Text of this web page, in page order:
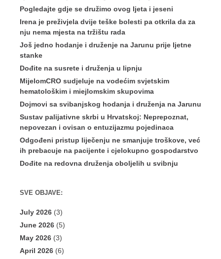
Pogledajte gdje se družimo ovog ljeta i jeseni
Irena je preživjela dvije teške bolesti pa otkrila da za
nju nema mjesta na tržištu rada
Još jedno hodanje i druženje na Jarunu prije ljetne
stanke
Dođite na susrete i druženja u lipnju
MijelomCRO sudjeluje na vodećim svjetskim
hematološkim i miejlomskim skupovima
Dojmovi sa svibanjskog hodanja i druženja na Jarunu
Sustav palijativne skrbi u Hrvatskoj: Neprepoznat,
nepovezan i ovisan o entuzijazmu pojedinaca
Odgođeni pristup liječenju ne smanjuje troškove, već
ih prebacuje na pacijente i cjelokupno gospodarstvo
Dođite na redovna druženja oboljelih u svibnju
SVE OBJAVE:
July 2026 (3)
June 2026 (5)
May 2026 (3)
April 2026 (6)